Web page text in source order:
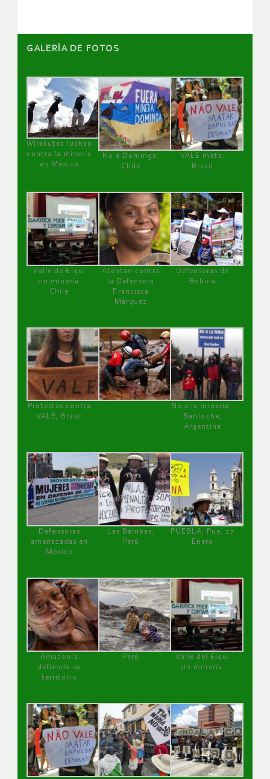
GALERÌA DE FOTOS
Wirakutas luchan
contra la minería
en México
No a Dominga,
Chile
VALE mata,
Brasil
Valle de Elqui
sin minería.
Chile
Atentan contra
la Defensora
Francisca
Márquez
Defensoras de
Bolivia
Protestas contra
VALE, Brasil
No a la minería ,
Bariloche,
Argentina
Defensoras
amenazadas en
México
Las Bambas,
Perú
PUEBLA, Pue, 27
Enero
Amazonía
defiende su
territorio
Perú
Valle del Elqui
sin minería.